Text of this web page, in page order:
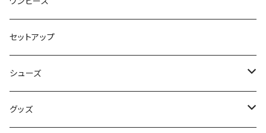
ニット・セーター
ベスト
Tシャツ
パンツ
セットアップ
シューズ
ブーツ
グッズ